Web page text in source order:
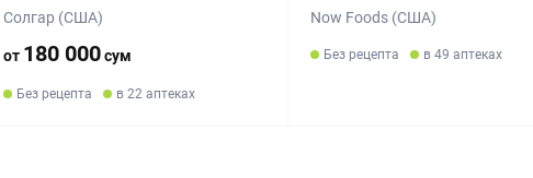
Солгар (США)
от 180 000сум
Без рецепта в 22 аптеках
Now Foods (США)
Без рецепта в 49 аптеках